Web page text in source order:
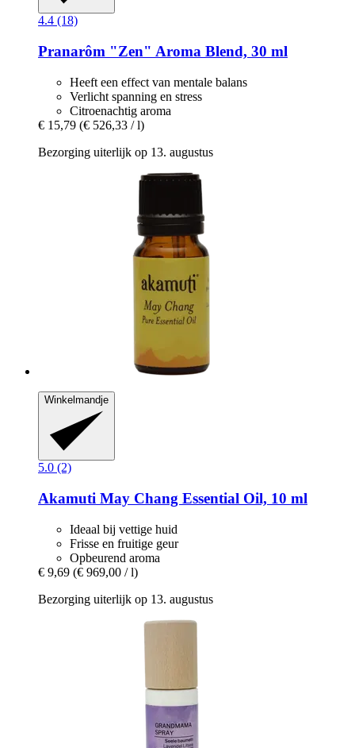
4.4 (18)
Pranarôm "Zen" Aroma Blend, 30 ml
Heeft een effect van mentale balans
Verlicht spanning en stress
Citroenachtig aroma
€ 15,79 (€ 526,33 / l)
Bezorging uiterlijk op 13. augustus
Winkelmandje
5.0 (2)
Akamuti May Chang Essential Oil, 10 ml
Ideaal bij vettige huid
Frisse en fruitige geur
Opbeurend aroma
€ 9,69 (€ 969,00 / l)
Bezorging uiterlijk op 13. augustus